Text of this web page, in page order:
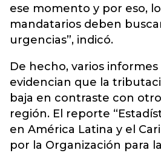
ese momento y por eso,
mandatarios deben
urgencias”, indicó.
De hecho, varios
evidencian que la
baja en contraste con
región. El reporte
en América Latina y el
por la Organización para